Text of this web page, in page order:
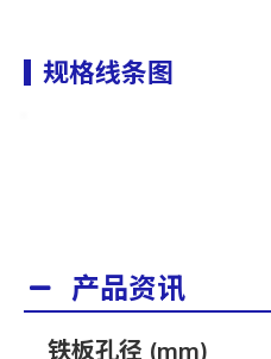
规格线条图
产品资讯
铁板孔径 (mm)